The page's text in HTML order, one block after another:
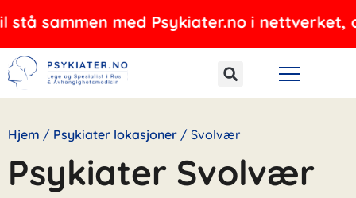
Hopp
til
innholdet
med Psykiater.no i nettverket, og
Hjem / Psykiater lokasjoner / Svolvær
Psykiater Svolvær